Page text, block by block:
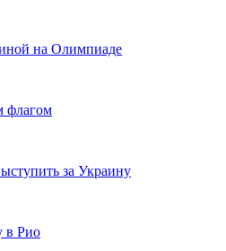
на Олимпиаде
флагом
за Украину
в Рио